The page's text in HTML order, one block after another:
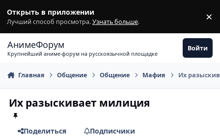
Открыть в приложении
Лучший способ просмотра.Узнать больше. ×
АнимеФорум
Крупнейший аниме-форум на русскоязычной площадке
Войти
Главная Общение Общение Мафия Их
Их разыскивает милиция
Поделиться Подписчики